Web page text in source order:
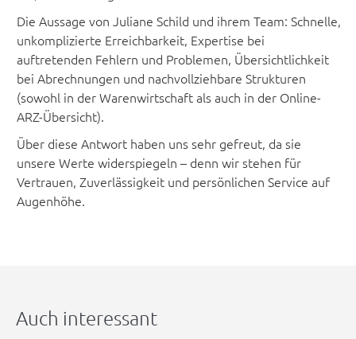
Die Aussage von Juliane Schild und ihrem Team: Schnelle,
unkomplizierte Erreichbarkeit, Expertise bei
auftretenden Fehlern und Problemen, Übersichtlichkeit
bei Abrechnungen und nachvollziehbare Strukturen
(sowohl in der Warenwirtschaft als auch in der Online-
ARZ-Übersicht).
Über diese Antwort haben uns sehr gefreut, da sie
unsere Werte widerspiegeln – denn wir stehen für
Vertrauen, Zuverlässigkeit und persönlichen Service auf
Augenhöhe.
Auch interessant